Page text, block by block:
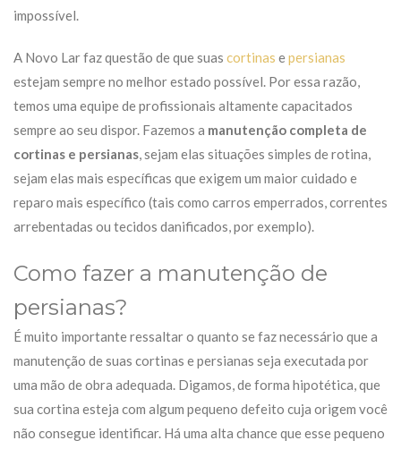
impossível.
A Novo Lar faz questão de que suas cortinas epersianas
estejam sempre no melhor estado possível. Por essa razão,
temos uma equipe de profissionais altamente capacitados
sempre ao seu dispor. Fazemos a manutenção completa de
cortinas e persianas, sejam elas situações simples de rotina,
sejam elas mais específicas que exigem um maior cuidado e
reparo mais específico (tais como carros emperrados, correntes
arrebentadas ou tecidos danificados, por exemplo).
Como fazer a manutenção de
persianas?
É muito importante ressaltar o quanto se faz necessário que a
manutenção de suas cortinas e persianas seja executada por
uma mão de obra adequada. Digamos, de forma hipotética, que
sua cortina esteja com algum pequeno defeito cuja origem você
não consegue identificar. Há uma alta chance que esse pequeno